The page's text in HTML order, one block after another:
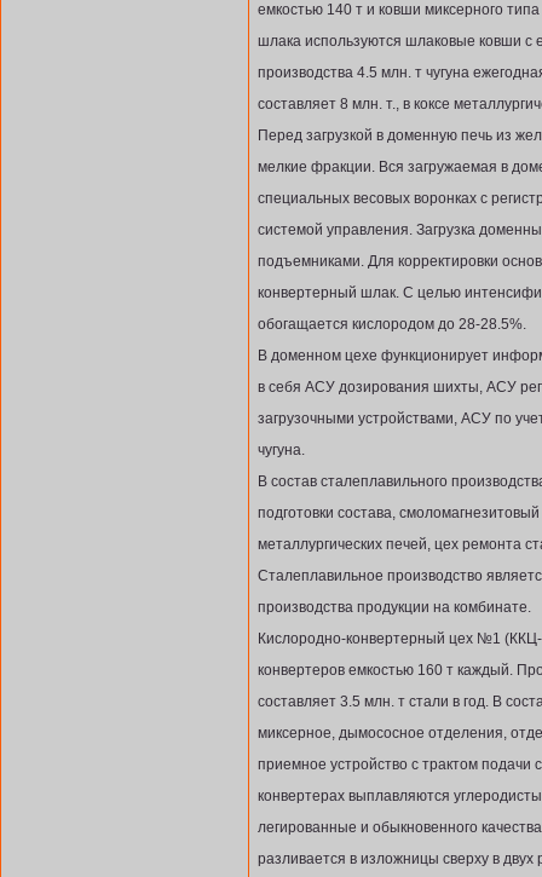
емкостью 140 т и ковши миксерного
шлака используются шлаковые ковши с
производства 4.5 млн. т чугуна
составляет 8 млн. т., в коксе
Перед загрузкой в доменную печь из
мелкие фракции. Вся загружаемая в
специальных весовых воронках с
системой управления. Загрузка
подъемниками. Для корректировки
конвертерный шлак. С целью
обогащается кислородом до 28-28.5%.
В доменном цехе функционирует
в себя АСУ дозирования шихты, АСУ
загрузочными устройствами, АСУ по
чугуна.
В состав сталеплавильного
подготовки состава,
металлургических печей, цех ремонта
Сталеплавильное производство
производства продукции на комбинате.
Кислородно-конвертерный цех №1 (ККЦ-
конвертеров емкостью 160 т каждый.
составляет 3.5 млн. т стали в год. В
миксерное, дымососное отделения,
приемное устройство с трактом
конвертерах выплавляются
легированные и обыкновенного
разливается в изложницы сверху в двух